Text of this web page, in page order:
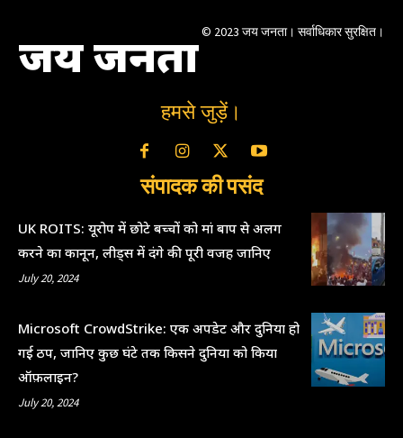
जय जनता © 2023 जय जनता। सर्वाधिकार सुरक्षित।
हमसे जुड़ें।
संपादक की पसंद
UK ROITS: यूरोप में छोटे बच्चों को मां बाप से अलग
करने का कानून, लीड्स में दंगे की पूरी वजह जानिए
July 20, 2024
Microsoft CrowdStrike: एक अपडेट और दुनिया हो
गई ठप, जानिए कुछ घंटे तक किसने दुनिया को किया
ऑफ़लाइन?
July 20, 2024